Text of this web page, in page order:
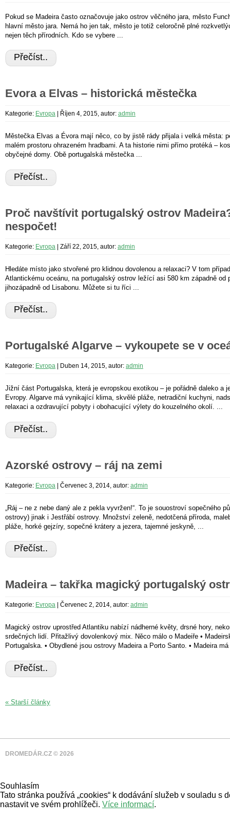
Pokud se Madeira často označovuje jako ostrov věčného jara, město
hlavní město jara. Nemá ho jen tak, město je totiž celoročně plné
nejen těch přírodních. Kdo se vybere ...
Přečíst..
Evora a Elvas – historická městečka
Kategorie: Evropa Říjen 4, 2015, autor: admin
Městečka Elvas a Évora mají něco, co by jistě rády přijala i velká města:
malém prostoru ohrazeném hradbami. A ta historie nimi přímo protéká –
obyčejné domy. Obě portugalská městečka ...
Přečíst..
Proč navštívit portugalský ostrov
nespočet!
Kategorie: Evropa | Září 22, 2015, autor: admin
Hledáte místo jako stvořené pro klidnou dovolenou a relaxaci? V tom
Atlantickému oceánu, na portugalský ostrov ležící asi 580 km západně od
jihozápadně od Lisabonu. Můžete si tu říci ...
Přečíst..
Portugalské Algarve – vykoupete se v
Kategorie: Evropa Duben 14, 2015, autor: admin
Jižní část Portugalska, která je evropskou exotikou – je pořádně daleko a
Evropy. Algarve má vynikající klima, skvělé pláže, netradiční kuchyni,
relaxaci a ozdravující pobyty i obohacující výlety do kouzelného okolí. ...
Přečíst..
Azorské ostrovy – ráj na zemi
Kategorie: Evropa | Červenec 3, 2014, autor: admin
„Ráj – ne z nebe daný ale z pekla vyvržen!“. To je souostroví sopečného
ostrovy) jinak i Jestřábí ostrovy. Množství zeleně, nedotčená příroda,
pláže, horké gejzíry, sopečné krátery a jezera, tajemné jeskyně, ...
Přečíst..
Madeira – takřka magický portugalský
Kategorie: Evropa Červenec 2, 2014, autor: admin
Magický ostrov uprostřed Atlantiku nabízí nádherné květy, drsné hory,
srdečných lidí. Přitažlivý dovolenkový mix. Něco málo o Madeiře •
Portugalska. • Obydlené jsou ostrovy Madeira a Porto Santo. • Madeira
Přečíst..
« Starší články
DROMEDÁR.CZ © 2026
Souhlasím
Tato stránka používá „cookies“ k dodávání služeb v souladu s
nastavit ve svém prohlížeči. Více informací.